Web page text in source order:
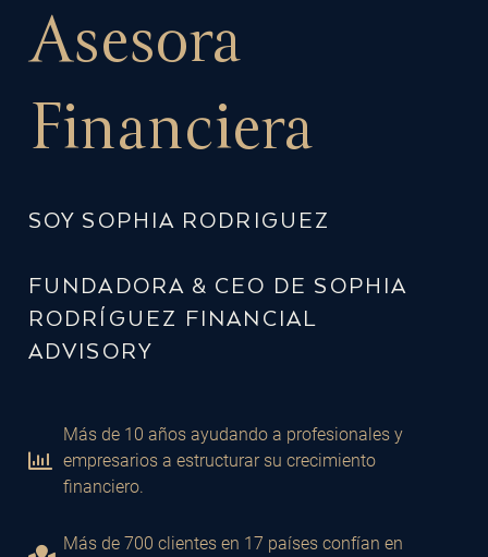
Asesora
Financiera
SOY SOPHIA RODRIGUEZ
FUNDADORA & CEO DE SOPHIA
RODRÍGUEZ FINANCIAL
ADVISORY
Más de 10 años ayudando a profesionales y
empresarios a estructurar su crecimiento
financiero.
Más de 700 clientes en 17 países confían en